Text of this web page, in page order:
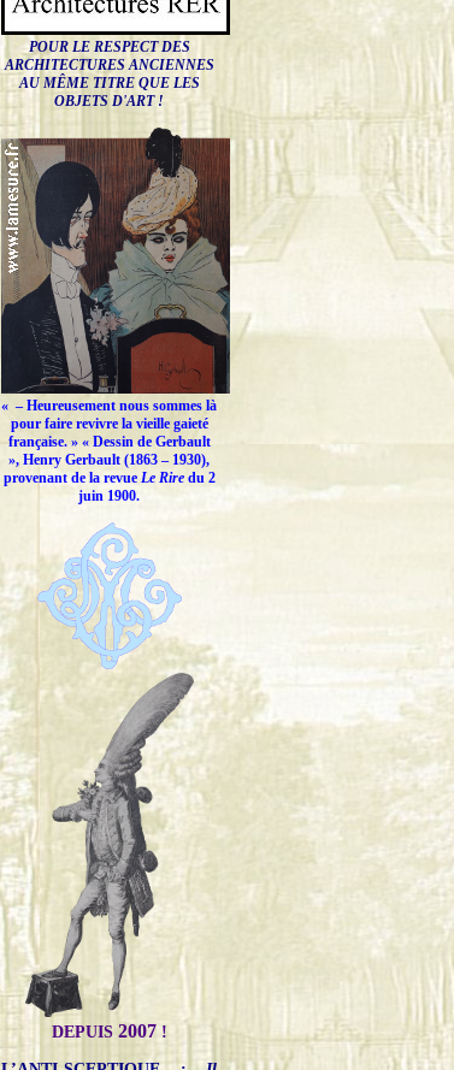
POUR LE RESPECT DES
ARCHITECTURES ANCIENNES
AU MÊME TITRE QUE LES
OBJETS D'ART !
« – Heureusement nous sommes là
pour faire revivre la vieille gaieté
française.» « Dessin de Gerbault
», Henry Gerbault (1863 – 1930),
provenant de la revue Le Riredu 2
juin 1900.
DEPUIS 2007!